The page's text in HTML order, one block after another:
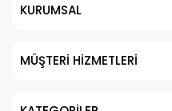
KURUMSAL
MÜŞTERİ HİZMETLERİ